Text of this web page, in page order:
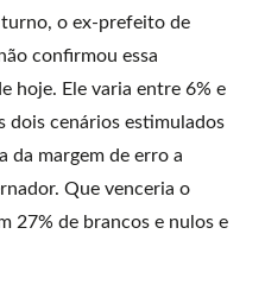
o ex-prefeito de
confirmou essa
hoje. Ele varia entre 6% e
dois cenários estimulados
da margem de erro a
Que venceria o
27% de brancos e nulos e